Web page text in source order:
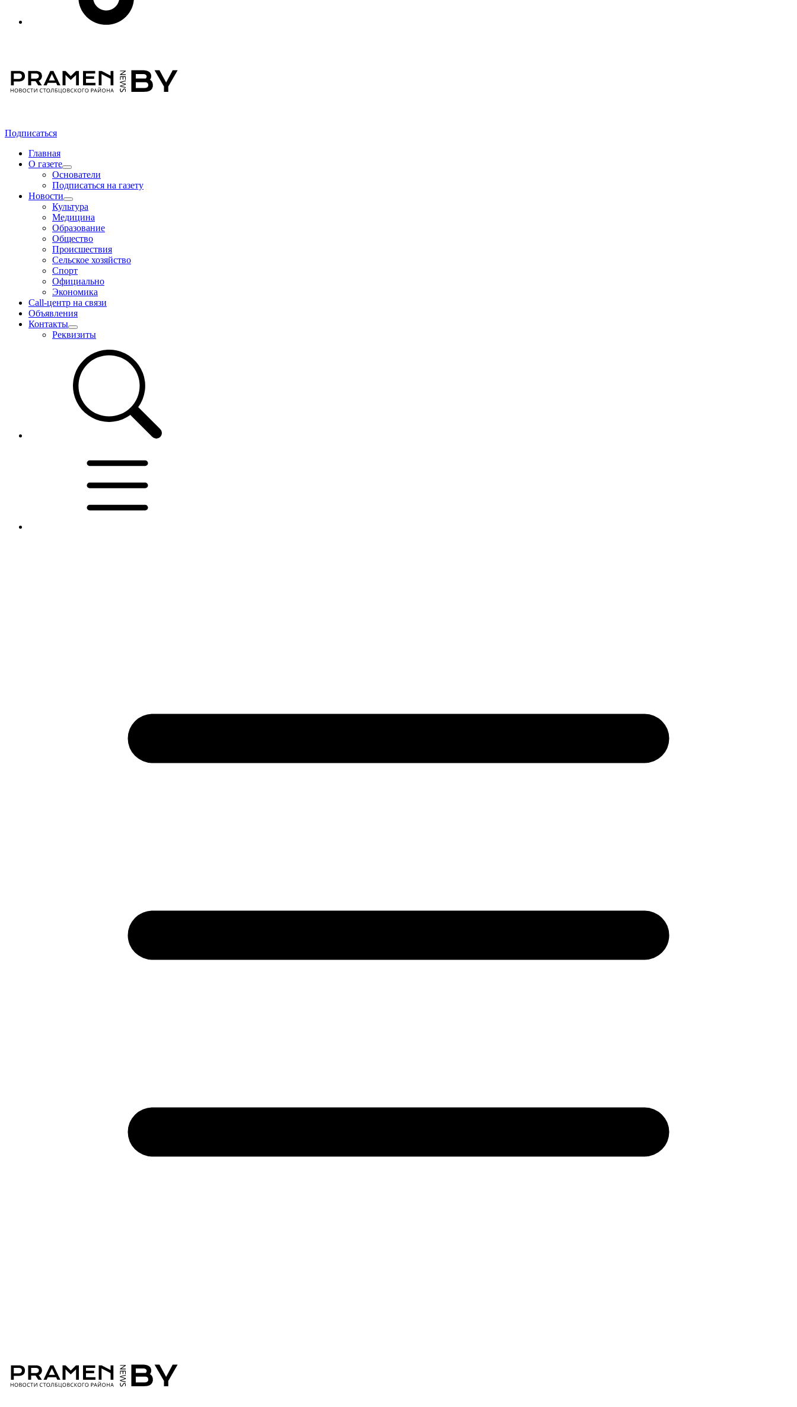
Подписаться
Главная
О газете
Основатели
Подписаться на газету
Новости
Культура
Медицина
Образование
Общество
Происшествия
Сельское хозяйство
Спорт
Официально
Экономика
Call-центр на связи
Объявления
Контакты
Реквизиты